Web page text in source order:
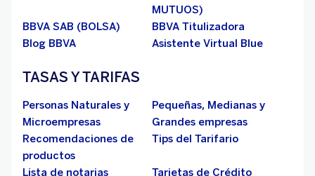
MUTUOS)
BBVA SAB (BOLSA)
BBVA Titulizadora
Blog BBVA
Asistente Virtual Blue
TASAS Y TARIFAS
Personas Naturales y
Microempresas
Pequeñas, Medianas y
Grandes empresas
Recomendaciones de
productos
Tips del Tarifario
Lista de notarias
Tarjetas de Crédito